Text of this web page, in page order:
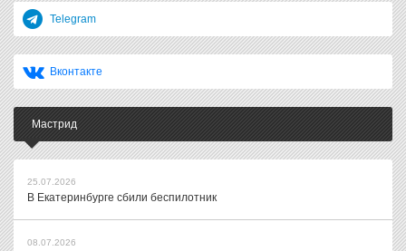
Telegram
Вконтакте
Мастрид
25.07.2026
В Екатеринбурге сбили беспилотник
08.07.2026